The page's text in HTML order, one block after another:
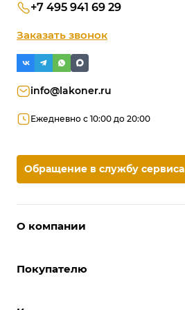
О компании
Условия работы
Покупателю
+7 495 941 69 29
Заказать звонок
info@lakoner.ru
Ежедневно с 10:00 до 20:00
Обращение в службу сервиса